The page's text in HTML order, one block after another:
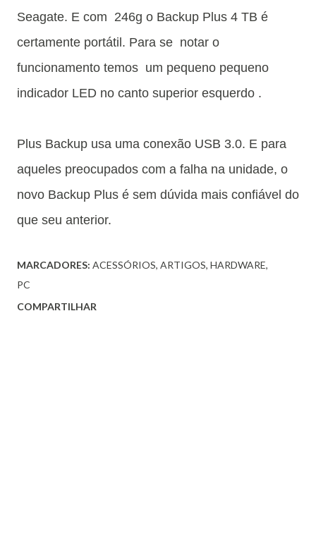
Seagate. E com 246g o Backup Plus 4 TB é
certamente portátil. Para se notar o
funcionamento temos um pequeno pequeno
indicador LED no canto superior esquerdo .
Plus Backup usa uma conexão USB 3.0. E para
aqueles preocupados com a falha na unidade, o
novo Backup Plus é sem dúvida mais confiável do
que seu anterior.
MARCADORES: ACESSÓRIOS ARTIGOS HARDWARE
PC
COMPARTILHAR